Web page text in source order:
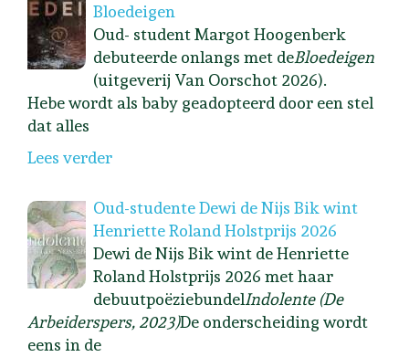
Bloedeigen
Oud- student Margot Hoogenberk
debuteerde onlangs met deBloedeigen
(uitgeverij Van Oorschot 2026).
Hebe wordt als baby geadopteerd door een stel
dat alles
Lees verder
Oud-studente Dewi de Nijs Bik wint
Henriette Roland Holstprijs 2026
Dewi de Nijs Bik wint de Henriette
Roland Holstprijs 2026 met haar
debuutpoëziebundelIndolente (De
Arbeiderspers, 2023)De onderscheiding wordt
eens in de